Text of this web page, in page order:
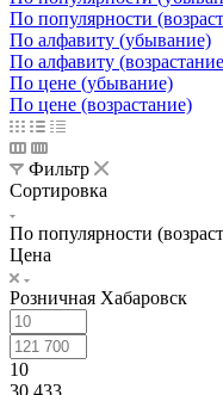
По популярности
По алфавиту (убывание)
По алфавиту
По цене (убывание)
По цене (возрастание)
Фильтр
Сортировка
По популярности
Цена
Розничная Хабаровск
10
30 433